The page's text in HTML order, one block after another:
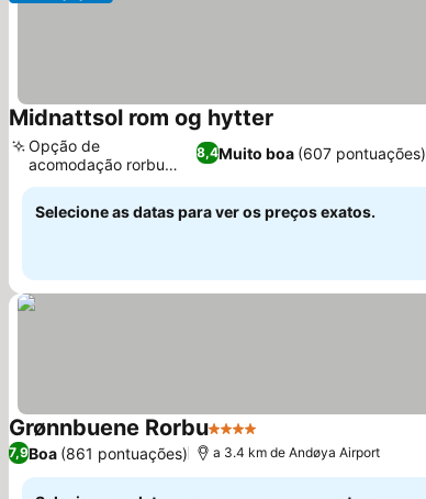
Midnattsol rom og hytter
8,4Muito boa (607 pontuações)
Opção de
acomodação rorbu
tradicional
Selecione as datas para ver os preços exatos.
Grønnbuene Rorbu4 Estrelas
7,9Boa (861 pontuações) a 3.4 km de Andøya Airport